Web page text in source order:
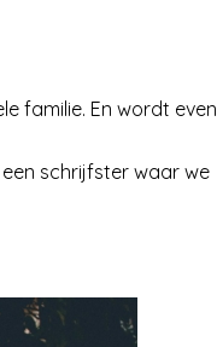
familie. En wordt even
schrijfster waar we